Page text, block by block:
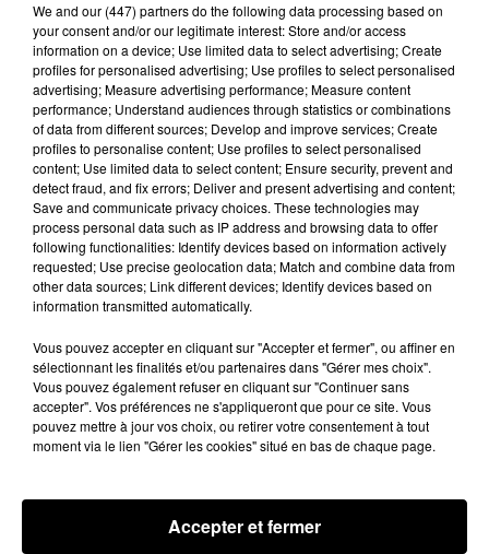
Loir-et-Cher : un pyromane interpellé grâce
au sang-froid des...
Samedi 25 juillet, plus d'une dizaine de feux de
champs et de sous-bois ont été déclenchés dans le
Grâce...
LE GRAND FORMAT Voir plus
We and our (447) partnersdo the following data processing based on
your consent and/or our legitimate interest: Store and/or access
information on a device; Use limited data to select advertising; Create
profiles for personalised advertising; Use profiles to select personalised
advertising; Measure advertising performance; Measure content
performance; Understand audiences through statistics or combinations
of data from different sources; Develop and improve services; Create
profiles to personalise content; Use profiles to select personalised
content; Use limited data to select content; Ensure security, prevent and
detect fraud, and fix errors; Deliver and present advertising and content;
Save and communicate privacy choices. These technologies may
process personal data such as IP address and browsing data to offer
following functionalities: Identify devices based on information actively
requested; Use precise geolocation data; Match and combine data from
other data sources; Link different devices; Identify devices based on
information transmitted automatically.
Vous pouvez accepter en cliquant sur "Accepter et fermer", ou affiner en
sélectionnant les finalités et/ou partenaires dans "Gérer mes choix".
Vous pouvez également refuser en cliquant sur "Continuer sans
accepter". Vos préférences ne s'appliqueront que pour ce site. Vous
pouvez mettre à jour vos choix, ou retirer votre consentement à tout
moment via le lien "Gérer les cookies" situé en bas de chaque page.
Accepter et fermer